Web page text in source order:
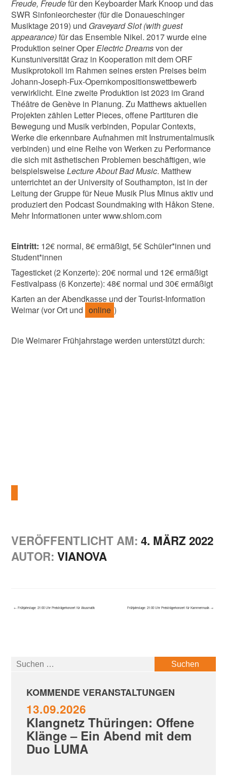
Freude, Freudefür den Keyboarder Mark Knoop und das
SWR Sinfonieorchester (für die Donaueschinger
Musiktage 2019) und Graveyard Slot (with guest
appearance)für das Ensemble Nikel. 2017 wurde eine
Produktion seiner OperElectric Dreamsvon der
Kunstuniversität Graz in Kooperation mit dem ORF
Musikprotokoll im Rahmen seines ersten Preises beim
Johann-Joseph-Fux-Opernkompositionswettbewerb
verwirklicht. Eine zweite Produktion ist 2023 im Grand
Théâtre de Genève in Planung. Zu Matthews aktuellen
Projekten zählen Letter Pieces, offene Partituren die
Bewegung und Musik verbinden, Popular Contexts,
Werke die erkennbare Aufnahmen mit Instrumentalmusik
verbinden) und eine Reihe von Werken zu Performance
die sich mit ästhetischen Problemen beschäftigen, wie
beispielsweiseLecture About Bad Music. Matthew
unterrichtet an der University of Southampton, ist in der
Leitung der Gruppe für Neue Musik Plus Minus aktiv und
produziert den Podcast Soundmaking with Håkon Stene.
Mehr Informationen unter www.shlom.com
Eintritt: 12€ normal, 8€ ermäßigt, 5€ Schüler*innen und
Student*innen
Tagesticket (2 Konzerte): 20€ normal und 12€ ermäßigt
Festivalpass (6 Konzerte): 48€ normal und 30€ ermäßigt
Karten an der Abendkasse und der Tourist-Information
Weimar (vor Ort und online )
Die Weimarer Frühjahrstage werden unterstützt durch:
VERÖFFENTLICHT AM:4. MÄRZ 2022
AUTOR:VIANOVA
←Frühjahrstage: 21:00 Uhr Preisträgerkonzert für Akusmatik Frühjahrstage: 21:00 Uhr Preisträgerkonzert für Kammermusik →
KOMMENDE VERANSTALTUNGEN
13.09.2026
Klangnetz Thüringen: Offene
Klänge – Ein Abend mit dem
Duo LUMA